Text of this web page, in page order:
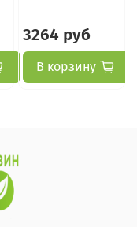
3264 руб
В корзину